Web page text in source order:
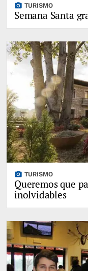
photo_camera TURISMO
photo_camera TURISMO
Queremos que
inolvidables